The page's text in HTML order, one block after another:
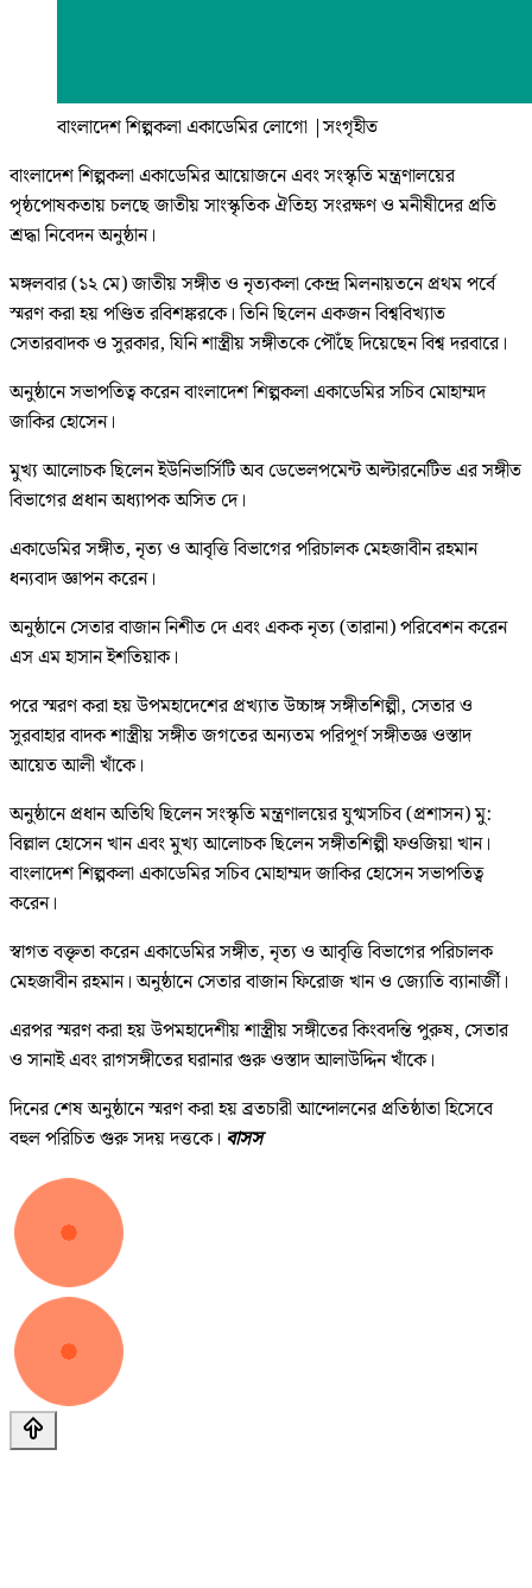
বাংলাদেশ শিল্পকলা একাডেমির লোগো |সংগৃহীত
বাংলাদেশ শিল্পকলা একাডেমির আয়োজনে এবং সংস্কৃতি মন্ত্রণালয়ের
পৃষ্ঠপোষকতায় চলছে জাতীয় সাংস্কৃতিক ঐতিহ্য সংরক্ষণ ও মনীষীদের প্রতি
শ্রদ্ধা নিবেদন অনুষ্ঠান।
মঙ্গলবার (১২ মে) জাতীয় সঙ্গীত ও নৃত্যকলা কেন্দ্র মিলনায়তনে প্রথম পর্বে
স্মরণ করা হয় পণ্ডিত রবিশঙ্করকে। তিনি ছিলেন একজন বিশ্ববিখ্যাত
সেতারবাদক ও সুরকার, যিনি শাস্ত্রীয় সঙ্গীতকে পৌঁছে দিয়েছেন বিশ্ব দরবারে।
অনুষ্ঠানে সভাপতিত্ব করেন বাংলাদেশ শিল্পকলা একাডেমির সচিব মোহাম্মদ
জাকির হোসেন।
মুখ্য আলোচক ছিলেন ইউনিভার্সিটি অব ডেভেলপমেন্ট অল্টারনেটিভ এর সঙ্গীত
বিভাগের প্রধান অধ্যাপক অসিত দে।
একাডেমির সঙ্গীত, নৃত্য ও আবৃত্তি বিভাগের পরিচালক মেহজাবীন রহমান
ধন্যবাদ জ্ঞাপন করেন।
অনুষ্ঠানে সেতার বাজান নিশীত দে এবং একক নৃত্য (তারানা) পরিবেশন করেন
এস এম হাসান ইশতিয়াক।
পরে স্মরণ করা হয় উপমহাদেশের প্রখ্যাত উচ্চাঙ্গ সঙ্গীতশিল্পী, সেতার ও
সুরবাহার বাদক শাস্ত্রীয় সঙ্গীত জগতের অন্যতম পরিপূর্ণ সঙ্গীতজ্ঞ ওস্তাদ
আয়েত আলী খাঁকে।
অনুষ্ঠানে প্রধান অতিথি ছিলেন সংস্কৃতি মন্ত্রণালয়ের যুগ্মসচিব (প্রশাসন) মু:
বিল্লাল হোসেন খান এবং মুখ্য আলোচক ছিলেন সঙ্গীতশিল্পী ফওজিয়া খান।
বাংলাদেশ শিল্পকলা একাডেমির সচিব মোহাম্মদ জাকির হোসেন সভাপতিত্ব
করেন।
স্বাগত বক্তৃতা করেন একাডেমির সঙ্গীত, নৃত্য ও আবৃত্তি বিভাগের পরিচালক
মেহজাবীন রহমান। অনুষ্ঠানে সেতার বাজান ফিরোজ খান ও জ্যোতি ব্যানার্জী।
এরপর স্মরণ করা হয় উপমহাদেশীয় শাস্ত্রীয় সঙ্গীতের কিংবদন্তি পুরুষ, সেতার
ও সানাই এবং রাগসঙ্গীতের ঘরানার গুরু ওস্তাদ আলাউদ্দিন খাঁকে।
দিনের শেষ অনুষ্ঠানে স্মরণ করা হয় ব্রতচারী আন্দোলনের প্রতিষ্ঠাতা হিসেবে
বহুল পরিচিত গুরু সদয় দত্তকে। বাসস